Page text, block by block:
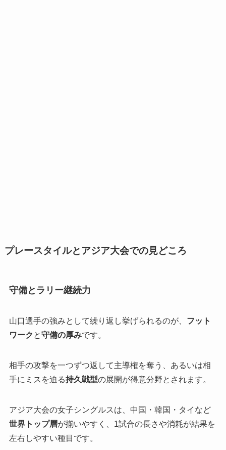
プレースタイルとアジア大会での見どころ
守備とラリー継続力
山口選手の強みとして繰り返し挙げられるのが、 フット
ワーク と守備の厚みです。
相手の攻撃を一つずつ返して主導権を奪う、あるいは相
手にミスを迫る持久戦型の展開が得意分野とされます。
アジア大会の女子シングルスは、中国・韓国・タイなど
世界トップ層が揃いやすく、1試合の長さや消耗が結果を
左右しやすい種目です。